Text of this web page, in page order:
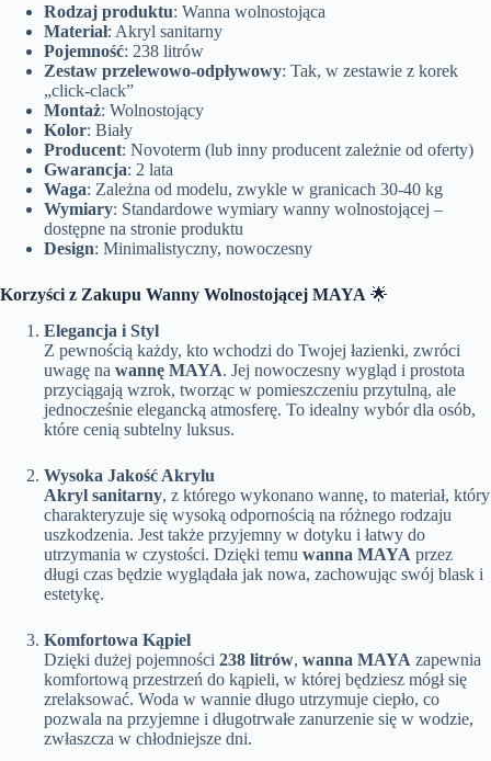
Rodzaj produktu: Wanna wolnostojąca
Materiał: Akryl sanitarny
Pojemność: 238 litrów
Zestaw przelewowo-odpływowy: Tak, w zestawie z korek
„click-clack”
Montaż: Wolnostojący
Kolor: Biały
Producent: Novoterm (lub inny producent zależnie od oferty)
Gwarancja: 2 lata
Waga: Zależna od modelu, zwykle w granicach 30-40 kg
Wymiary: Standardowe wymiary wanny wolnostojącej –
dostępne na stronie produktu
Design: Minimalistyczny, nowoczesny
Korzyści z Zakupu Wanny Wolnostojącej MAYA 🌟
Elegancja i Styl
Z pewnością każdy, kto wchodzi do Twojej łazienki, zwróci
uwagę na wannę MAYA. Jej nowoczesny wygląd i prostota
przyciągają wzrok, tworząc w pomieszczeniu przytulną, ale
jednocześnie elegancką atmosferę. To idealny wybór dla osób,
które cenią subtelny luksus.
Wysoka Jakość Akrylu
Akryl sanitarny, z którego wykonano wannę, to materiał, który
charakteryzuje się wysoką odpornością na różnego rodzaju
uszkodzenia. Jest także przyjemny w dotyku i łatwy do
utrzymania w czystości. Dzięki temu wanna MAYA przez
długi czas będzie wyglądała jak nowa, zachowując swój blask i
estetykę.
Komfortowa Kąpiel
Dzięki dużej pojemności 238 litrów, wanna MAYA zapewnia
komfortową przestrzeń do kąpieli, w której będziesz mógł się
zrelaksować. Woda w wannie długo utrzymuje ciepło, co
pozwala na przyjemne i długotrwałe zanurzenie się w wodzie,
zwłaszcza w chłodniejsze dni.